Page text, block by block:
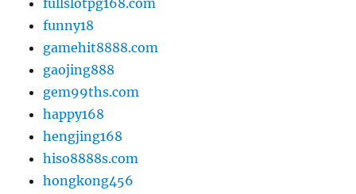
fullslotpg168.com
funny18
gamehit8888.com
gaojing888
gem99ths.com
happy168
hengjing168
hiso8888s.com
hongkong456